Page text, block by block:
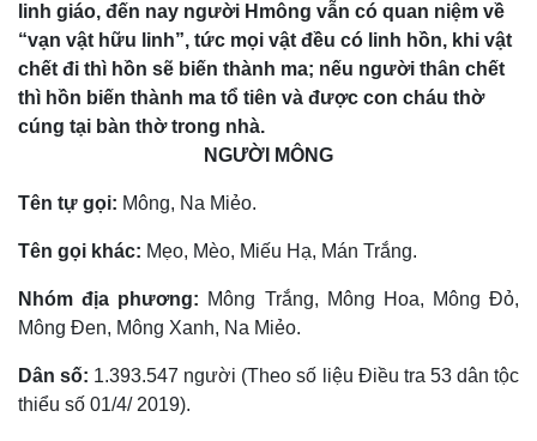
linh giáo, đến nay người Hmông vẫn có quan niệm về
“vạn vật hữu linh”, tức mọi vật đều có linh hồn, khi vật
chết đi thì hồn sẽ biến thành ma; nếu người thân chết
thì hồn biến thành ma tổ tiên và được con cháu thờ
cúng tại bàn thờ trong nhà.
NGƯỜI MÔNG
Tên tự gọi: Mông, Na Miẻo.
Tên gọi khác: Mẹo, Mèo, Miếu Hạ, Mán Trắng.
Nhóm địa phương: Mông Trắng, Mông Hoa, Mông Ðỏ,
Mông Ðen, Mông Xanh, Na Miẻo.
Dân số: 1.393.547 người (Theo số liệu Điều tra 53 dân tộc
thiểu số 01/4/ 2019).